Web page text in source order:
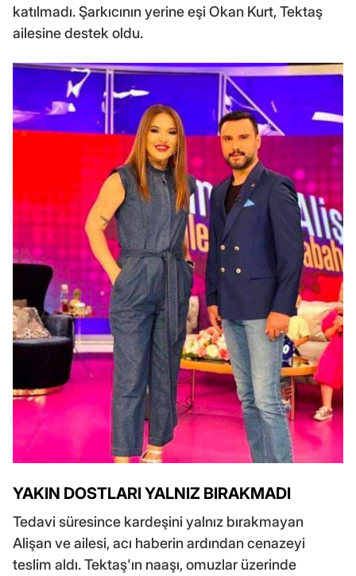
katılmadı. Şarkıcının yerine eşi Okan Kurt, Tektaş
ailesine destek oldu.
YAKIN DOSTLARI YALNIZ BIRAKMADI
Tedavi süresince kardeşini yalnız bırakmayan
Alişan ve ailesi, acı haberin ardından cenazeyi
teslim aldı. Tektaş'ın naaşı, omuzlar üzerinde